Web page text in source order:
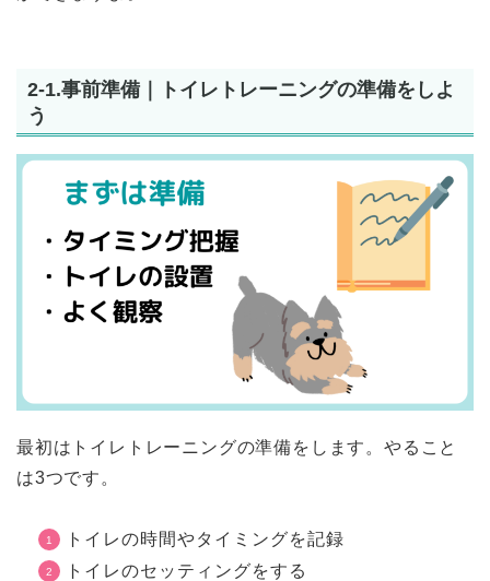
2-1.事前準備｜トイレトレーニングの準備をしよ
う
最初はトイレトレーニングの準備をします。やること
は3つです。
トイレの時間やタイミングを記録
トイレのセッティングをする